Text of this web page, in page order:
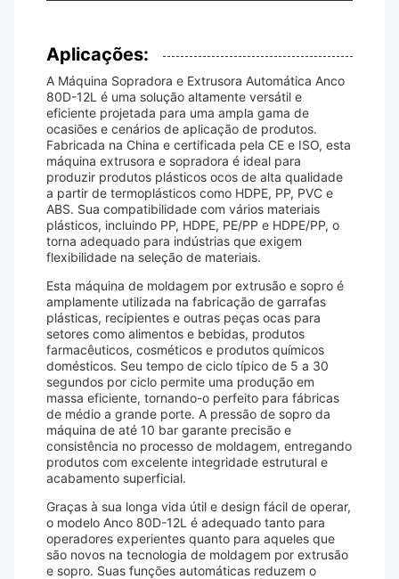
Aplicações:
A Máquina Sopradora e Extrusora Automática Anco
80D-12L é uma solução altamente versátil e
eficiente projetada para uma ampla gama de
ocasiões e cenários de aplicação de produtos.
Fabricada na China e certificada pela CE e ISO, esta
máquina extrusora e sopradora é ideal para
produzir produtos plásticos ocos de alta qualidade
a partir de termoplásticos como HDPE, PP, PVC e
ABS. Sua compatibilidade com vários materiais
plásticos, incluindo PP, HDPE, PE/PP e HDPE/PP, o
torna adequado para indústrias que exigem
flexibilidade na seleção de materiais.
Esta máquina de moldagem por extrusão e sopro é
amplamente utilizada na fabricação de garrafas
plásticas, recipientes e outras peças ocas para
setores como alimentos e bebidas, produtos
farmacêuticos, cosméticos e produtos químicos
domésticos. Seu tempo de ciclo típico de 5 a 30
segundos por ciclo permite uma produção em
massa eficiente, tornando-o perfeito para fábricas
de médio a grande porte. A pressão de sopro da
máquina de até 10 bar garante precisão e
consistência no processo de moldagem, entregando
produtos com excelente integridade estrutural e
acabamento superficial.
Graças à sua longa vida útil e design fácil de operar,
o modelo Anco 80D-12L é adequado tanto para
operadores experientes quanto para aqueles que
são novos na tecnologia de moldagem por extrusão
e sopro. Suas funções automáticas reduzem o